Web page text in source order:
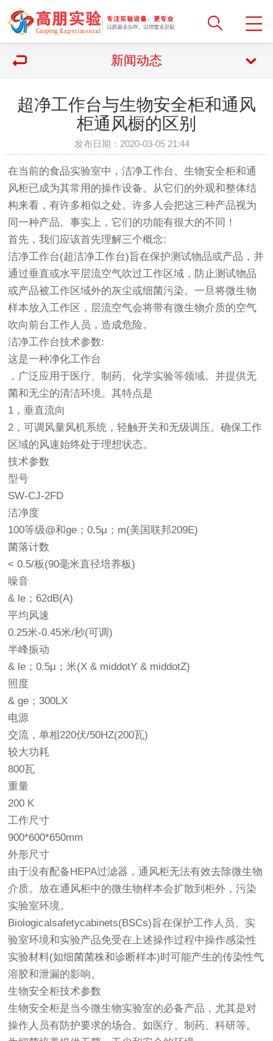
新闻动态
超净工作台与生物安全柜和通风
柜通风橱的区别
发布日期：2020-03-05 21:44
在当前的食品实验室中，洁净工作台、生物安全柜和通
风柜已成为其常用的操作设备。从它们的外观和整体结
构来看，有许多相似之处。许多人会把这三种产品视为
同一种产品。事实上，它们的功能有很大的不同！
首先，我们应该首先理解三个概念:
洁净工作台(超洁净工作台)旨在保护测试物品或产品，并
通过垂直或水平层流空气吹过工作区域，防止测试物品
或产品被工作区域外的灰尘或细菌污染。一旦将微生物
样本放入工作区，层流空气会将带有微生物介质的空气
吹向前台工作人员，造成危险。
洁净工作台技术参数:
这是一种净化工作台
，广泛应用于医疗、制药、化学实验等领域。并提供无
菌和无尘的清洁环境。其特点是
1，垂直流向
2，可调风量风机系统，轻触开关和无级调压。确保工作
区域的风速始终处于理想状态。
技术参数
型号
SW-CJ-2FD
洁净度
100等级@和ge；0.5μ；m(美国联邦209E)
菌落计数
< 0.5/板(90毫米直径培养板)
噪音
& le；62dB(A)
平均风速
0.25米-0.45米/秒(可调)
半峰振动
& le；0.5μ；米(X & middotY & middotZ)
照度
& ge；300LX
电源
交流，单相220伏/50HZ(200瓦)
较大功耗
800瓦
重量
200 K
工作尺寸
900*600*650mm
外形尺寸
由于没有配备HEPA过滤器，通风柜无法有效去除微生物
介质。放在通风柜中的微生物样本会扩散到柜外，污染
实验室环境。
Biologicalsafetycabinets(BSCs)旨在保护工作人员、实
验室环境和实验产品免受在上述操作过程中操作感染性
实验材料(如细菌菌株和诊断样本)时可能产生的传染性气
溶胶和泄漏的影响。
生物安全柜技术参数
生物安全柜是当今微生物实验室的必备产品，尤其是对
操作人员有防护要求的场合。如医疗、制药、科研等。